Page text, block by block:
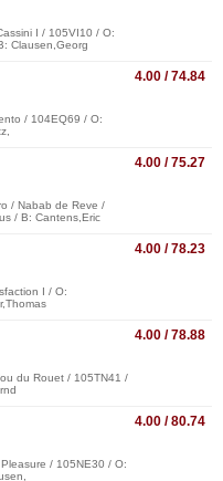
I / 105VI10 / O:
Clausen,Georg
4.00 / 74.84
/ 104EQ69 / O:
4.00 / 75.27
/ Nabab de Reve /
/ B: Cantens,Eric
4.00 / 78.23
I / O:
4.00 / 78.88
du Rouet / 105TN41 /
4.00 / 80.74
/ 105NE30 / O: